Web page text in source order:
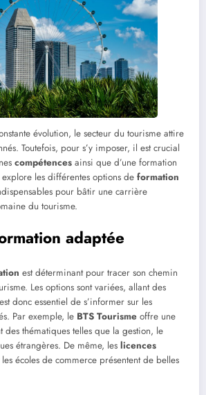
évolution, le secteur du tourisme attire
Toutefois, pour s’y imposer, il est crucial
compétences ainsi que d’une formation
les différentes options de formation
pour bâtir une carrière
du tourisme.
adaptée
est déterminant pour tracer son chemin
Les options sont variées, allant des
donc essentiel de s’informer sur les
Par exemple, le BTS Tourisme offre une
des thématiques telles que la gestion, le
étrangères. De même, les licences
les écoles de commerce présentent de belles